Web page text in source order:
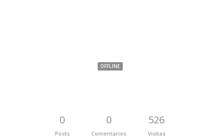
OFFLINE
0
Posts
0
Comentarios
526
Visitas